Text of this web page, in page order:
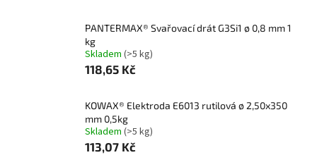
PANTERMAX® Svařovací drát G3Si1 ø 0,8 mm 1
kg
Skladem (>5 kg)
118,65 Kč
KOWAX® Elektroda E6013 rutilová ø 2,50x350
mm 0,5kg
Skladem (>5 kg)
113,07 Kč